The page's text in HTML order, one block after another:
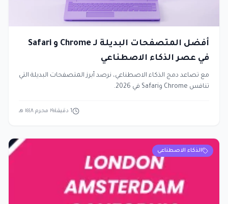
أفضل المتصفحات البديلة لـ Chrome و Safari
في عصر الذكاء الاصطناعي
مع تصاعد دمج الذكاء الاصطناعي، نرصد أبرز المتصفحات البديلة التي
تنافس Chrome وSafari في 2026.
١٩ محرم ١٤٤٨ هـ 1 دقيقة
الذكاء الاصطناعي